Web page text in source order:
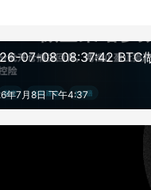
07-08 08:37:42 BTC
年7月8日 下午4:37